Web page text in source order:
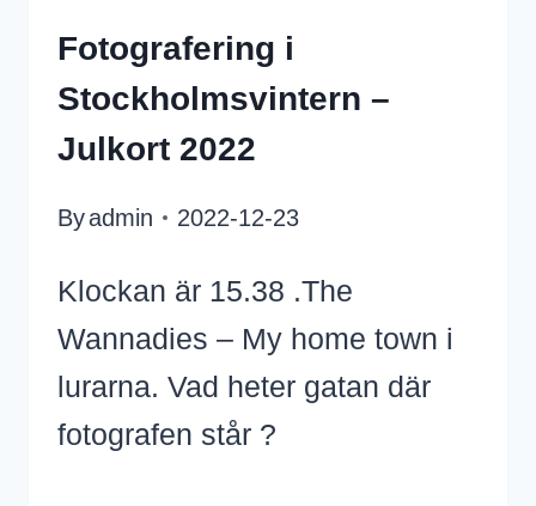
Fotografering i
Stockholmsvintern –
Julkort 2022
Byadmin 2022-12-23
Klockan är 15.38 .The
Wannadies – My home town i
lurarna. Vad heter gatan där
fotografen står ?